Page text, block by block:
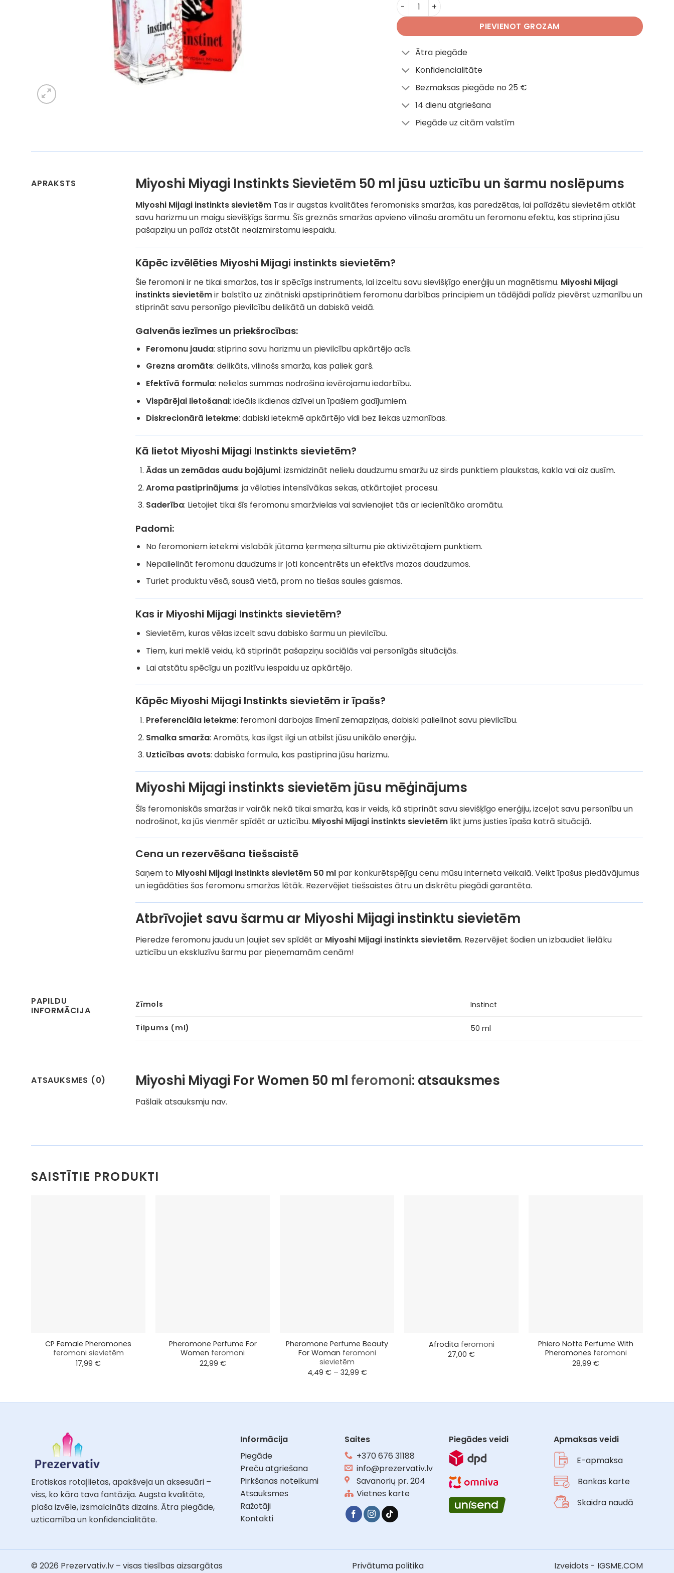
PIEVIENOT GROZAM
Ātra piegāde
Konfidencialitāte
Bezmaksas piegāde no 25 €
14 dienu atgriešana
Piegāde uz citām valstīm
APRAKSTS Miyoshi Miyagi Instinkts Sievietēm 50 ml jūsu uzticību un šarmu noslēpums
Miyoshi Mijagi instinkts sievietēm Tas ir augstas kvalitātes feromonisks smaržas, kas paredzētas, lai palīdzētu sievietēm atklāt
savu harizmu un maigu sievišķīgs šarmu. Šīs greznās smaržas apvieno vilinošu aromātu un feromonu efektu, kas stiprina jūsu
pašapziņu un palīdz atstāt neaizmirstamu iespaidu.
Kāpēc izvēlēties Miyoshi Mijagi instinkts sievietēm?
Šie feromoni ir ne tikai smaržas, tas ir spēcīgs instruments, lai izceltu savu sievišķīgo enerģiju un magnētismu. Miyoshi Mijagi
instinkts sievietēmir balstīta uz zinātniski apstiprinātiem feromonu darbības principiem un tādējādi palīdz pievērst uzmanību un
stiprināt savu personīgo pievilcību delikātā un dabiskā veidā.
Galvenās iezīmes un priekšrocības:
Feromonu jauda: stiprina savu harizmu un pievilcību apkārtējo acīs.
Grezns aromāts: delikāts, vilinošs smarža, kas paliek garš.
Efektīvā formula: nelielas summas nodrošina ievērojamu iedarbību.
Vispārējai lietošanai: ideāls ikdienas dzīvei un īpašiem gadījumiem.
Diskrecionārā ietekme: dabiski ietekmē apkārtējo vidi bez liekas uzmanības.
Kā lietot Miyoshi Mijagi Instinkts sievietēm?
Ādas un zemādas audu bojājumi: izsmidzināt nelielu daudzumu smaržu uz sirds punktiem plaukstas, kakla vai aiz ausīm.
Aroma pastiprinājums: ja vēlaties intensīvākas sekas, atkārtojiet procesu.
Saderība: Lietojiet tikai šīs feromonu smaržvielas vai savienojiet tās ar iecienītāko aromātu.
Padomi:
No feromoniem ietekmi vislabāk jūtama ķermeņa siltumu pie aktivizētajiem punktiem.
Nepalielināt feromonu daudzums ir ļoti koncentrēts un efektīvs mazos daudzumos.
Turiet produktu vēsā, sausā vietā, prom no tiešas saules gaismas.
Kas ir Miyoshi Mijagi Instinkts sievietēm?
Sievietēm, kuras vēlas izcelt savu dabisko šarmu un pievilcību.
Tiem, kuri meklē veidu, kā stiprināt pašapziņu sociālās vai personīgās situācijās.
Lai atstātu spēcīgu un pozitīvu iespaidu uz apkārtējo.
Kāpēc Miyoshi Mijagi Instinkts sievietēm ir īpašs?
Preferenciāla ietekme: feromoni darbojas līmenī zemapziņas, dabiski palielinot savu pievilcību.
Smalka smarža: Aromāts, kas ilgst ilgi un atbilst jūsu unikālo enerģiju.
Uzticības avots: dabiska formula, kas pastiprina jūsu harizmu.
Miyoshi Mijagi instinkts sievietēm jūsu mēģinājums
Šīs feromoniskās smaržas ir vairāk nekā tikai smarža, kas ir veids, kā stiprināt savu sievišķīgo enerģiju, izceļot savu personību un
nodrošinot, ka jūs vienmēr spīdēt ar uzticību. Miyoshi Mijagi instinkts sievietēm likt jums justies īpaša katrā situācijā.
Cena un rezervēšana tiešsaistē
Saņem to Miyoshi Mijagi instinkts sievietēm 50 ml par konkurētspējīgu cenu mūsu interneta veikalā. Veikt īpašus piedāvājumus
un iegādāties šos feromonu smaržas lētāk. Rezervējiet tiešsaistes ātru un diskrētu piegādi garantēta.
Atbrīvojiet savu šarmu ar Miyoshi Mijagi instinktu sievietēm
Pieredze feromonu jaudu un ļaujiet sev spīdēt ar Miyoshi Mijagi instinkts sievietēm. Rezervējiet šodien un izbaudiet lielāku
uzticību un ekskluzīvu šarmu par pieņemamām cenām!
PAPILDU
INFORMĀCIJA
Zīmols Instinct
Tilpums (ml) 50 ml
ATSAUKSMES (0) Miyoshi Miyagi For Women 50 ml feromoni: atsauksmes
Pašlaik atsauksmju nav.
SAISTĪTIE PRODUKTI
CP Female Pheromones
feromoni sievietēm
17,99 €
Pheromone Perfume For
Women feromoni
22,99 €
Pheromone Perfume Beauty
For Woman feromoni
sievietēm
4,49 € – 32,99 €Price
Afrodita feromoni
27,00 €
Phiero Notte Perfume With
Pheromones feromoni
28,99 €
Erotiskas rotaļlietas, apakšveļa un aksesuāri –
viss, ko kāro tava fantāzija. Augsta kvalitāte,
plaša izvēle, izsmalcināts dizains. Ātra piegāde,
uzticamība un konfidencialitāte.
Informācija
Piegāde
Preču atgriešana
Pirkšanas noteikumi
Atsauksmes
Ražotāji
Kontakti
Saites
+370 676 31188
info@prezervativ.lv
Savanorių pr. 204
Vietnes karte
Piegādes veidi
Apmaksas veidi
E-apmaksa
Bankas karte
Skaidra naudā
© 2026 Prezervativ.lv – visas tiesības aizsargātas Privātuma politika Izveidots - IGSME.COM